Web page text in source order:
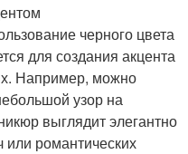
черного цвета
для создания акцента
Например, можно
узор на
выглядит элегантно
или романтических